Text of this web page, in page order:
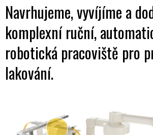
Navrhujeme, vyvíjíme a
komplexní ruční,
robotická pracoviště pro
lakování.